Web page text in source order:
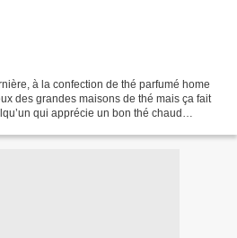
à la confection de thé parfumé home
des grandes maisons de thé mais ça fait
qui apprécie un bon thé chaud